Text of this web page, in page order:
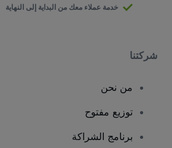
خدمة عملاء معك من البداية إلى النهاية
شركتنا
من نحن
توزيع مفتوح
برنامج الشراكة